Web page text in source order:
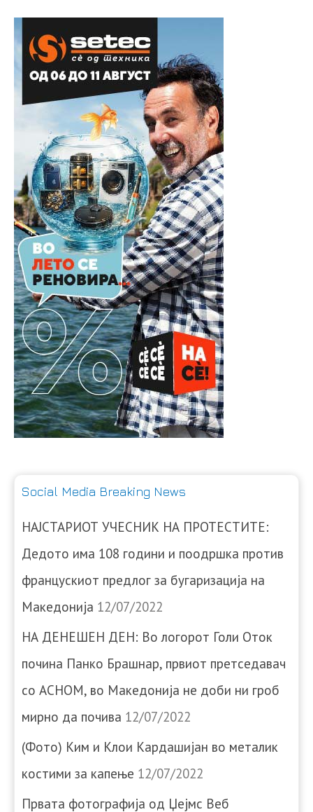
Social Media Breaking News
НАЈСТАРИОТ УЧЕСНИК НА ПРОТЕСТИТЕ:
Дедото има 108 години и поодршка против
францускиот предлог за бугаризација на
Македонија 12/07/2022
НА ДЕНЕШЕН ДЕН: Во логорот Голи Оток
почина Панко Брашнар, првиот претседавач
со АСНОМ, во Македонија не доби ни гроб
мирно да почива 12/07/2022
(Фото) Ким и Клои Кардашијан во металик
костими за капење 12/07/2022
Првата фотографија од Џејмс Веб